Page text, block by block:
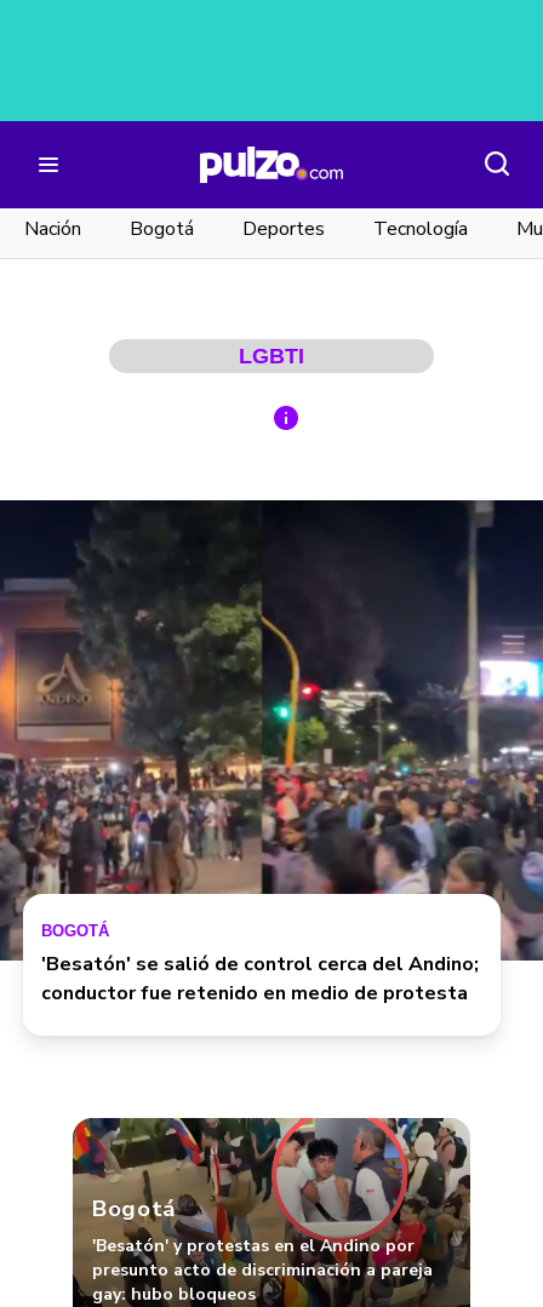
Nación Bogotá Deportes Tecnología
LGBTI
BOGOTÁ
'Besatón' se salió de control cerca del Andino;
conductor fue retenido en medio de protesta
Bogotá
'Besatón' y protestas en el Andino por
presunto acto de discriminación a pareja
gay: hubo bloqueos